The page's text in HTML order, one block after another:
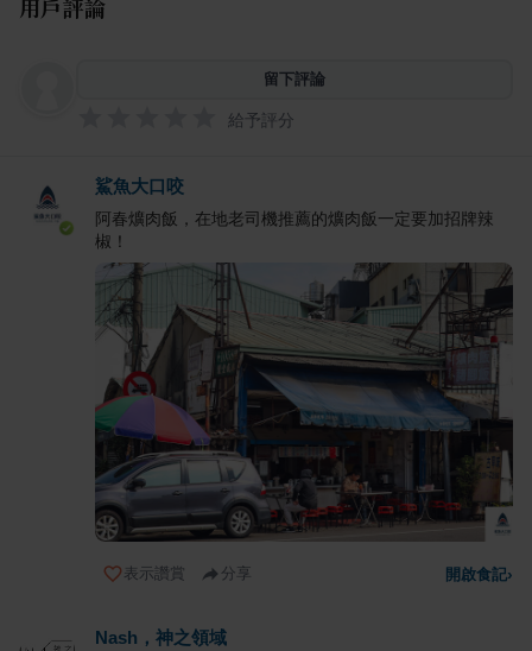
用戶評論
留下評論
給予評分
鯊魚大口咬
阿春爌肉飯，在地老司機推薦的爌肉飯一定要加招牌辣
椒！
表示讚賞 分享 開啟食記›
Nash，神之領域